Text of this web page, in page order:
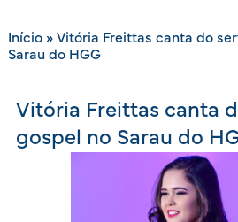
Início» Vitória Freittas canta do
Sarau do HGG
Vitória Freittas canta
gospel no Sarau do